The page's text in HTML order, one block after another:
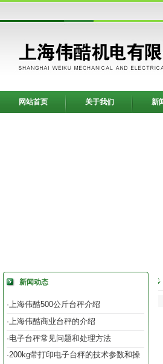
网站首页 关于我们 新
新闻动态
·上海伟酷500公斤台秤介绍
·上海伟酷商业台秤的介绍
·电子台秤常见问题和处理方法
·200kg带打印电子台秤的技术参数和操